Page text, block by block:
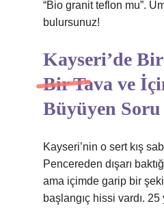
“Bio granit teflon mu”.
bulursunuz!
Kayseri’de
Bir Tava ve
Büyüyen Soru
Kayseri’nin o sert kış
Pencereden dışarı
ama içimde garip bir
başlangıç hissi vardı. 25